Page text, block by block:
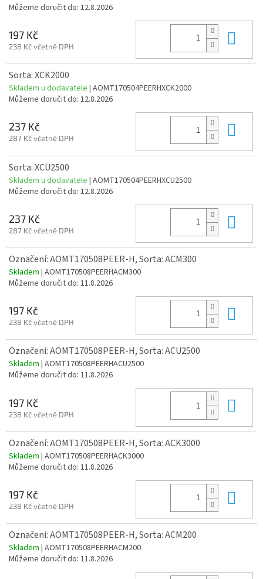
Můžeme doručit do: 12.8.2026
197 Kč
238 Kč včetně DPH
Sorta: XCK2000
Skladem u dodavatele | AOMT170504PEERHXCK2000
Můžeme doručit do: 12.8.2026
237 Kč
287 Kč včetně DPH
Sorta: XCU2500
Skladem u dodavatele | AOMT170504PEERHXCU2500
Můžeme doručit do: 12.8.2026
237 Kč
287 Kč včetně DPH
Označení: AOMT170508PEER-H, Sorta: ACM300
Skladem | AOMT170508PEERHACM300
Můžeme doručit do: 11.8.2026
197 Kč
238 Kč včetně DPH
Označení: AOMT170508PEER-H, Sorta: ACU2500
Skladem | AOMT170508PEERHACU2500
Můžeme doručit do: 11.8.2026
197 Kč
238 Kč včetně DPH
Označení: AOMT170508PEER-H, Sorta: ACK3000
Skladem | AOMT170508PEERHACK3000
Můžeme doručit do: 11.8.2026
197 Kč
238 Kč včetně DPH
Označení: AOMT170508PEER-H, Sorta: ACM200
Skladem | AOMT170508PEERHACM200
Můžeme doručit do: 11.8.2026